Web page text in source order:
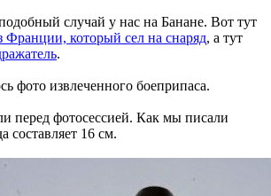
случай у нас на Банане. Вот тут
Франции, который сел на снаряд, а тут
.
фото извлеченного боеприпаса.
перед фотосессией. Как мы писали
составляет 16 см.